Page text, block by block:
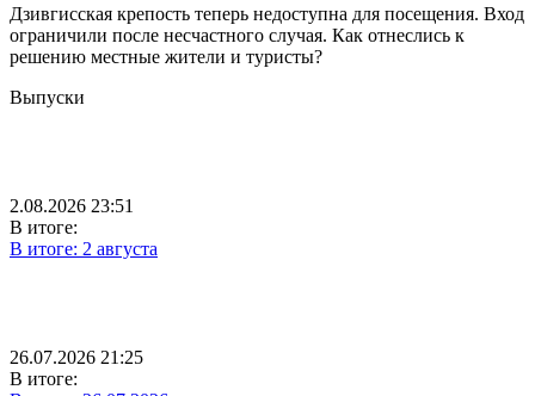
Дзивгисская крепость теперь недоступна для посещения. Вход
ограничили после несчастного случая. Как отнеслись к
решению местные жители и туристы?
Выпуски
2.08.2026 23:51
В итоге:
В итоге: 2 августа
26.07.2026 21:25
В итоге: